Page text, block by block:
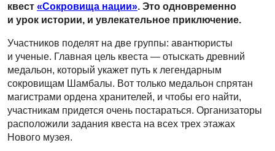
квест «Сокровища нации». Это одновременно
и урок истории, и увлекательное приключение.
Участников поделят на две группы: авантюристы
и ученые. Главная цель квеста — отыскать древний
медальон, который укажет путь к легендарным
сокровищам Шамбалы. Вот только медальон спрятан
магистрами ордена хранителей, и чтобы его найти,
участникам придется очень постараться. Организаторы
расположили задания квеста на всех трех этажах
Нового музея.